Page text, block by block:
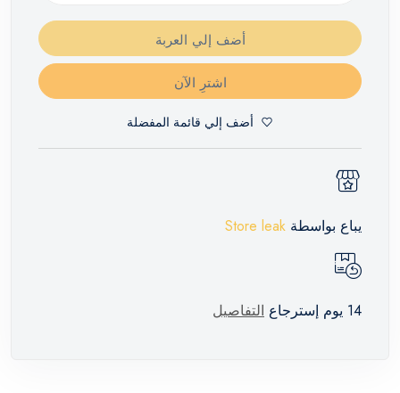
أضف إلي العربة
اشترِ الآن
أضف إلي قائمة المفضلة
يباع بواسطة Store leak
14 يوم إسترجاع التفاصيل